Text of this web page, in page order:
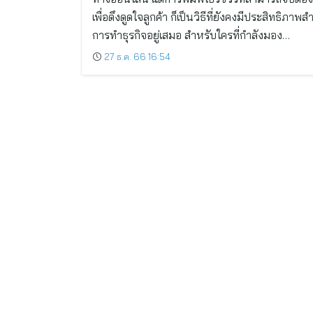
เพื่อดึงดูดใจลูกค้า ก็เป็นวิธีที่ยังคงมีประสิทธิภาพส
การทำธุรกิจอยู่เสมอ สำหรับใครที่กำลังมอง…
27 ธ.ค. 66 16:54